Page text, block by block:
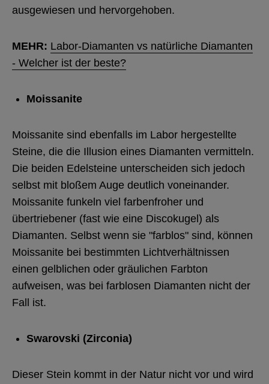
ausgewiesen und hervorgehoben.
MEHR: Labor-Diamanten vs natürliche Diamanten
- Welcher ist der beste?
Moissanite
Moissanite sind ebenfalls im Labor hergestellte
Steine, die die Illusion eines Diamanten vermitteln.
Die beiden Edelsteine unterscheiden sich jedoch
selbst mit bloßem Auge deutlich voneinander.
Moissanite funkeln viel farbenfroher und
übertriebener (fast wie eine Discokugel) als
Diamanten. Selbst wenn sie "farblos" sind, können
Moissanite bei bestimmten Lichtverhältnissen
einen gelblichen oder gräulichen Farbton
aufweisen, was bei farblosen Diamanten nicht der
Fall ist.
Swarovski (Zirconia)
Dieser Stein kommt in der Natur nicht vor und wird